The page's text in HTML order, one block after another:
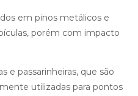
em pinos metálicos e
porém com impacto
e passarinheiras, que são
utilizadas para pontos